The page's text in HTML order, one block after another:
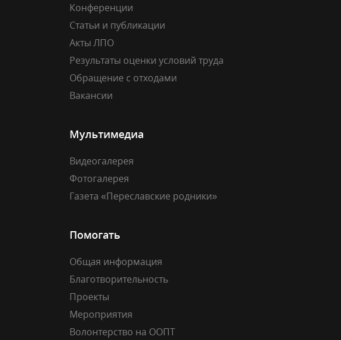
Конференции
Статьи и публикации
Акты ЛПО
Результаты оценки условий труда
Обращение с отходами
Вакансии
Мультимедиа
Видеогалерея
Фотогалерея
Газета «Переславские родники»
Помогать
Общая информация
Благотворительность
Проекты
Мероприятия
Волонтерство на ООПТ